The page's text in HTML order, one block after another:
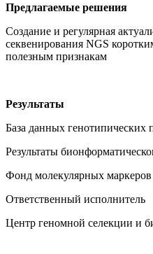
Предлагаемые решения
Создание и регулярная
секвенирования NGS
полезным признакам
Результаты
База данных генотипических
Результаты
Фонд молекулярных маркеров
Ответственный исполнитель
Центр геномной селекции и